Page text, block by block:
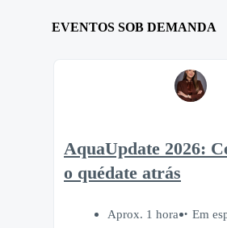
EVENTOS SOB DEMANDA
AquaUpdate 2026:
o quédate atrás
Aprox. 1 hora Em